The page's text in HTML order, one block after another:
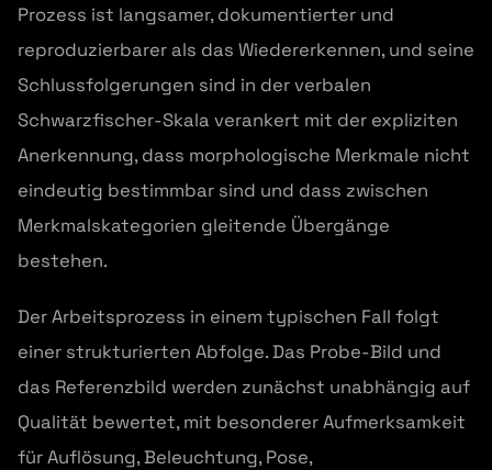
Prozess ist langsamer, dokumentierter und
reproduzierbarer als das Wiedererkennen, und seine
Schlussfolgerungen sind in der verbalen
Schwarzfischer-Skala verankert mit der expliziten
Anerkennung, dass morphologische Merkmale nicht
eindeutig bestimmbar sind und dass zwischen
Merkmalskategorien gleitende Übergänge
bestehen.
Der Arbeitsprozess in einem typischen Fall folgt
einer strukturierten Abfolge. Das Probe-Bild und
das Referenzbild werden zunächst unabhängig auf
Qualität bewertet, mit besonderer Aufmerksamkeit
für Auflösung, Beleuchtung, Pose,